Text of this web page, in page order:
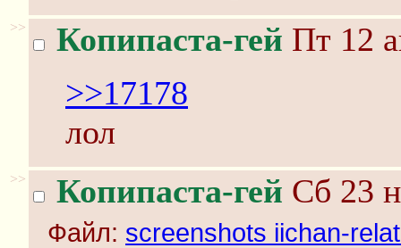
>> Копипаста-гей Пт 12
>>17178
лол
>> Копипаста-гей Сб 23
Файл: screenshots iichan-